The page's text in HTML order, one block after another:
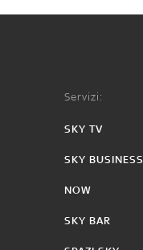
Servizi:
SKY TV
SKY BUSINESS
NOW
SKY BAR